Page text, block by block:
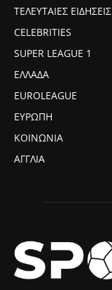
ΤΕΛΕΥΤΑΙΕΣ ΕΙΔΗΣΕΙΣ
CELEBRITIES
SUPER LEAGUE 1
ΕΛΛΑΔΑ
EUROLEAGUE
ΕΥΡΩΠΗ
ΚΟΙΝΩΝΙΑ
ΑΓΓΛΙΑ